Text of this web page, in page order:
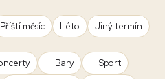
Příští měsíc Léto Jiný termín
Bary
Sport